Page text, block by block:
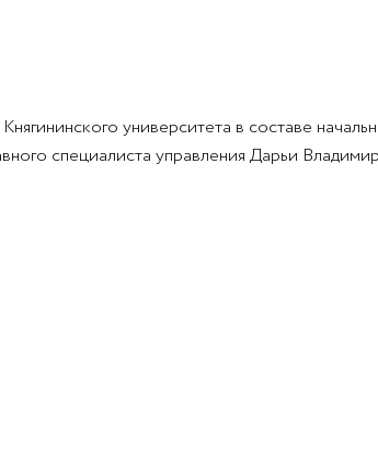
университета в составе
специалиста управления Дарьи